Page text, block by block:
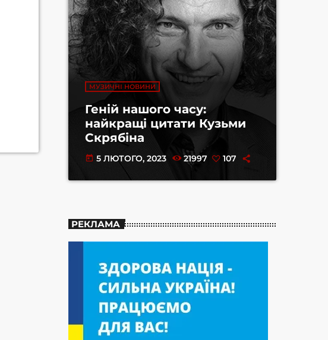
МУЗИЧНІ НОВИНИ
Геній нашого часу:
найкращі цитати Кузьми
Скрябіна
today 5 ЛЮТОГО, 2023 21997 107
РЕКЛАМА